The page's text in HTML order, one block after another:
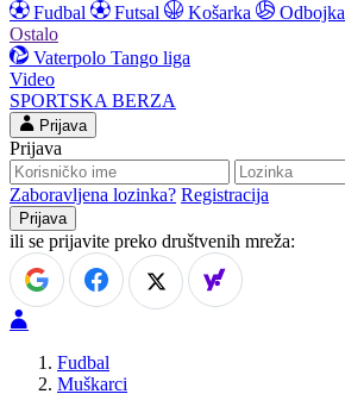
Fudbal
Futsal Košarka Odbojka
Ostalo
Vaterpolo Tango liga
Video
SPORTSKA BERZA
Prijava
Prijava
Zaboravljena lozinka? Registracija
ili se prijavite preko društvenih mreža:
Fudbal
Muškarci